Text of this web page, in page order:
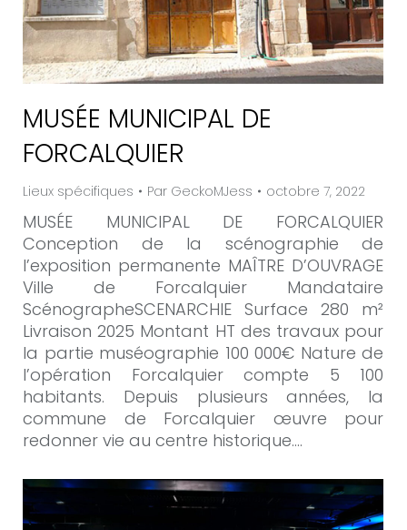
MUSÉE MUNICIPAL DE
FORCALQUIER
Lieux spécifiques Par GeckoMJess octobre 7, 2022
MUSÉE MUNICIPAL DE FORCALQUIER
Conception de la scénographie de
l’exposition permanente MAÎTRE D’OUVRAGE
Ville de Forcalquier Mandataire
ScénographeSCENARCHIE Surface 280 m²
Livraison 2025 Montant HT des travaux pour
la partie muséographie 100 000€ Nature de
l’opération Forcalquier compte 5 100
habitants. Depuis plusieurs années, la
commune de Forcalquier œuvre pour
redonner vie au centre historique.…